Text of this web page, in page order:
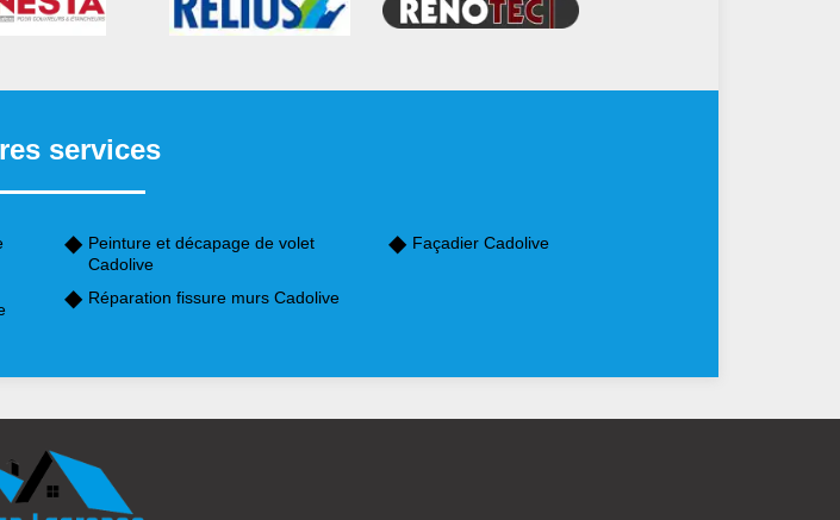
services
Peinture et décapage de volet
Cadolive
Réparation fissure murs Cadolive
Façadier Cadolive